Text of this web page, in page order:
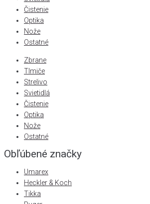
Čistenie
Optika
Nože
Ostatné
Zbrane
Tlmiče
Strelivo
Svietidlá
Čistenie
Optika
Nože
Ostatné
Obľúbené značky
Umarex
Heckler & Koch
Tikka